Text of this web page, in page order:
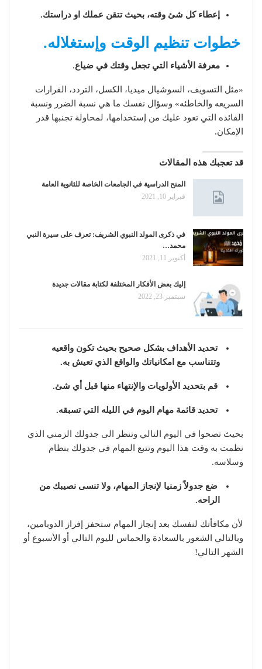
إعطاء كل شئ وقته، بحيث تتقن عملك او دراستك.
خطوات تنظيم الوقت وإستغلاله.
معرفة الأشياء التي تجعل وقتك في ضياع.
«مثل التسويف، السوشيال ميديا، الكسل، التردد، القرارات
السريعه والخاطئه» وسؤال نفسك ما هي نسبة الضرر ونسبة
الفائده التي تعود عليك من إستخدامها، لمحاولة تجنبها قدر
الإمكان.
قد تعجبك هذه المقالات
المنح الدراسية في الجامعات الخاصة للثانوية العامة
فبراير 10, 2021
في ذكرى المولد النبوي الشريف: تعرف على سيرة النبي
محمد…
أكتوبر 11, 2021
إليك بعض الأفكار المختلفة لكتابة مقالات جديدة
سبتمبر 23, 2022
تحديد الأهداف بشكل صحيح بحيث تكون واقعيه
وتتناسب مع امكانياتك والواقع الذي تعيش به.
قم بتحديد الأولويات والإنتهاء منها قبل أي شئ.
تحديد قائمة مهام اليوم في الليله التي تسبقه.
بحيث تصحوا في اليوم التالي وتنظر الى جدولك الزمني الذي
نظمت به وقت هذا اليوم وتتبع المهام في جدولك بنظام
وسلاسه.
ضع جدولاً زمنيا لإنجاز المهام، ولا تنسى نصيبك من
الراحه.
لأن مكافأتك لنفسك بعد إنجاز المهام ستحفز إفراز الدوبامين،
وبالتالي الشعور بالسعادة والحماس لليوم التالي أو الأسبوع أو
الشهر التالي!